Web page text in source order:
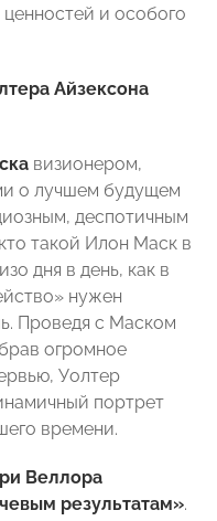
и особого
Айзексона
визионером,
о лучшем будущем
деспотичным
такой Илон Маск в
дня в день, как в
нужен
Проведя с Маском
огромное
Уолтер
портрет
времени.
Веллора
результатам».